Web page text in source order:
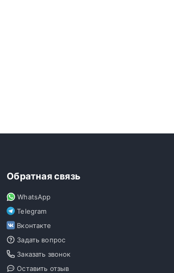
Обратная связь
WhatsApp
Telegram
Вконтакте
Задать вопрос
Заказать звонок
Оставить отзыв